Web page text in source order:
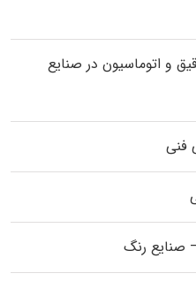
و اتوماسیون در صنایع
فنی
صنایع رنگ